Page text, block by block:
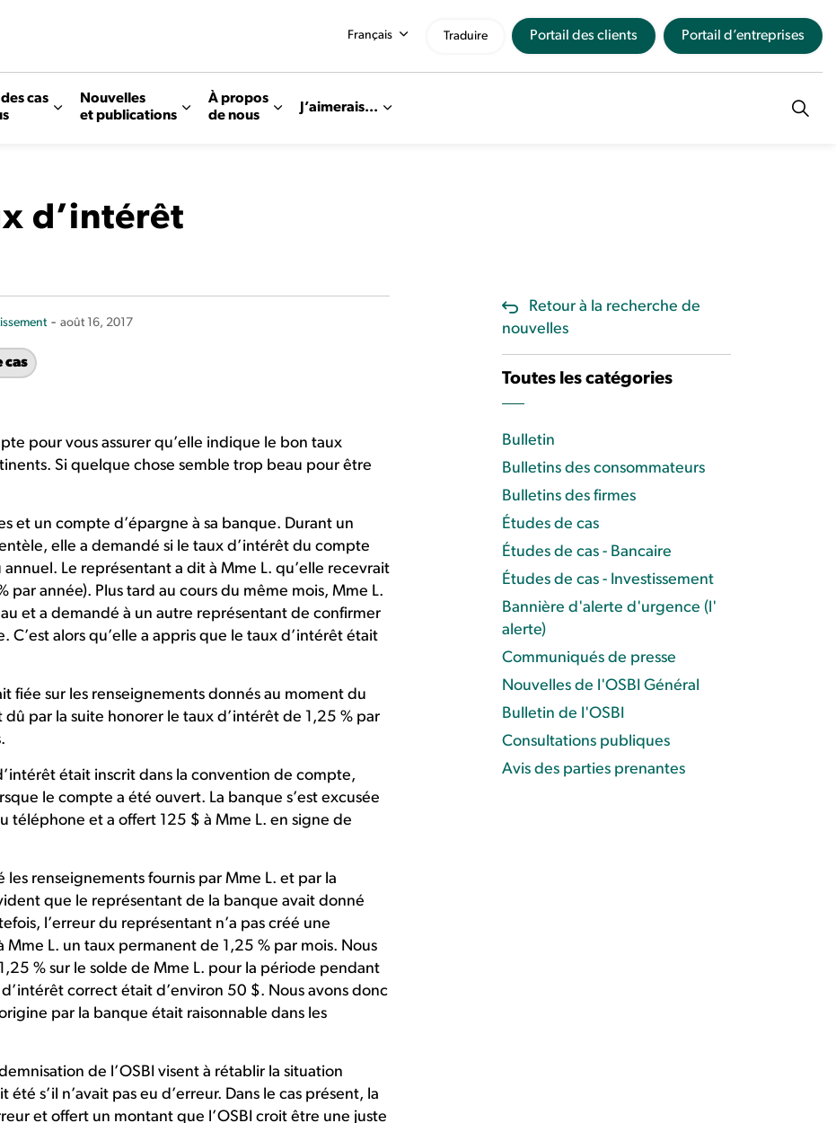
cas
Nouvelles
et publications
À propos
de nous
J’aimerais...
Français Traduire Portail des clients Portail d’entreprises
d’intérêt
- août 16, 2017
cas
pour vous assurer qu’elle indique le bon taux
Si quelque chose semble trop beau pour être
et un compte d’épargne à sa banque. Durant un
elle a demandé si le taux d’intérêt du compte
Le représentant a dit à Mme L. qu’elle recevrait
par année). Plus tard au cours du même mois, Mme L.
et a demandé à un autre représentant de confirmer
alors qu’elle a appris que le taux d’intérêt était
fiée sur les renseignements donnés au moment du
par la suite honorer le taux d’intérêt de 1,25 % par
était inscrit dans la convention de compte,
le compte a été ouvert. La banque s’est excusée
téléphone et a offert 125 $ à Mme L. en signe de
renseignements fournis par Mme L. et par la
que le représentant de la banque avait donné
l’erreur du représentant n’a pas créé une
L. un taux permanent de 1,25 % par mois. Nous
% sur le solde de Mme L. pour la période pendant
correct était d’environ 50 $. Nous avons donc
par la banque était raisonnable dans les
de l’OSBI visent à rétablir la situation
s’il n’avait pas eu d’erreur. Dans le cas présent, la
et offert un montant que l’OSBI croit être une juste
Retour à la recherche de
nouvelles
Toutes les catégories
Bulletin
Bulletins des consommateurs
Bulletins des firmes
Études de cas
Études de cas - Bancaire
Études de cas - Investissement
Bannière d'alerte d'urgence (l'
alerte)
Communiqués de presse
Nouvelles de l'OSBI Général
Bulletin de l'OSBI
Consultations publiques
Avis des parties prenantes